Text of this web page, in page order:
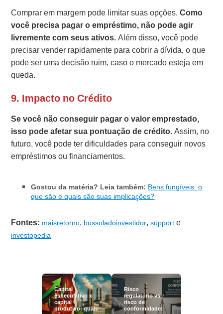
Comprar em margem pode limitar suas opções. Como
você precisa pagar o empréstimo, não pode agir
livremente com seus ativos.Além disso, você pode
precisar vender rapidamente para cobrir a dívida, o que
pode ser uma decisão ruim, caso o mercado esteja em
queda.
9. Impacto no Crédito
Se você não conseguir pagar o valor emprestado,
isso pode afetar sua pontuação de crédito.Assim, no
futuro, você pode ter dificuldades para conseguir novos
empréstimos ou financiamentos.
Gostou da matéria? Leia também: Bens fungíveis: o
que são e quais são suas implicações?
Fontes: maisretorno, bussoladoinvestidor,support e
investopedia
Capital
especulativo x
capital
produtivo: quais
Risco
regulatório vs.
risco de
conformidade: